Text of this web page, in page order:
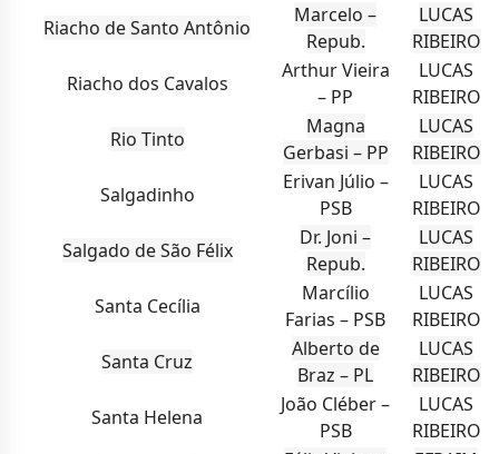
Riacho de Santo Antônio
Marcelo –
Repub.
LUCAS
RIBEIRO
Riacho dos Cavalos
Arthur Vieira
– PP
LUCAS
RIBEIRO
Rio Tinto
Magna
Gerbasi – PP
LUCAS
RIBEIRO
Salgadinho
Erivan Júlio –
PSB
LUCAS
RIBEIRO
Salgado de São Félix
Dr. Joni –
Repub.
LUCAS
RIBEIRO
Santa Cecília
Marcílio
Farias – PSB
LUCAS
RIBEIRO
Santa Cruz
Alberto de
Braz – PL
LUCAS
RIBEIRO
Santa Helena
João Cléber –
PSB
LUCAS
RIBEIRO